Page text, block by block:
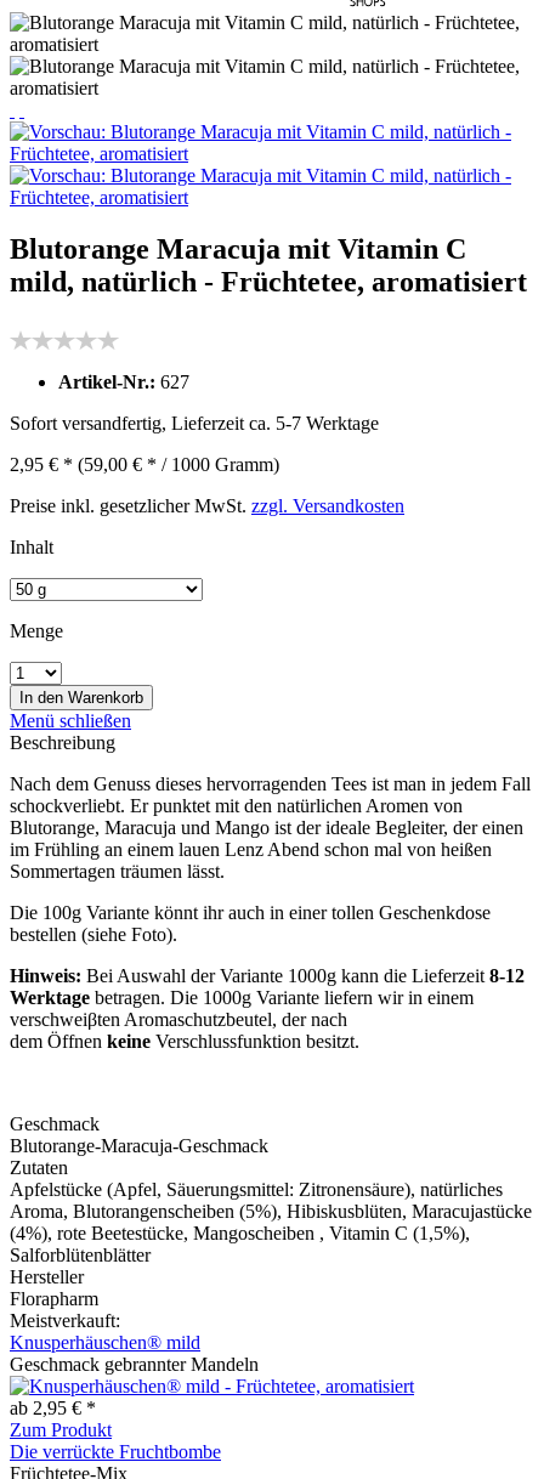
Blutorange Maracuja mit Vitamin C
mild, natürlich - Früchtetee, aromatisiert
Artikel-Nr.: 627
Sofort versandfertig, Lieferzeit ca. 5-7 Werktage
2,95 € * (59,00 € * / 1000 Gramm)
Preise inkl. gesetzlicher MwSt. zzgl. Versandkosten
Inhalt
Menge
In den Warenkorb
Menü schließen
Beschreibung
Nach dem Genuss dieses hervorragenden Tees ist man in jedem Fall
schockverliebt. Er punktet mit den natürlichen Aromen von
Blutorange, Maracuja und Mango ist der ideale Begleiter, der einen
im Frühling an einem lauen Lenz Abend schon mal von heißen
Sommertagen träumen lässt.
Die 100g Variante könnt ihr auch in einer tollen Geschenkdose
bestellen (siehe Foto).
Hinweis: Bei Auswahl der Variante 1000g kann die Lieferzeit 8-12
Werktage betragen. Die 1000g Variante liefern wir in einem
verschweiβten Aromaschutzbeutel, der nach
dem Öffnen keine Verschlussfunktion besitzt.
Geschmack
Blutorange-Maracuja-Geschmack
Zutaten
Apfelstücke (Apfel, Säuerungsmittel: Zitronensäure), natürliches
Aroma, Blutorangenscheiben (5%), Hibiskusblüten, Maracujastücke
(4%), rote Beetestücke, Mangoscheiben , Vitamin C (1,5%),
Salforblütenblätter
Hersteller
Florapharm
Meistverkauft:
Knusperhäuschen® mild
Geschmack gebrannter Mandeln
ab 2,95 € *
Zum Produkt
Die verrückte Fruchtbombe
Früchtetee-Mix